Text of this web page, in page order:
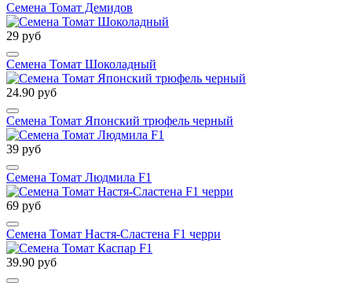
Семена Томат Демидов
29 руб
Семена Томат Шоколадный
24.90 руб
Семена Томат Японский трюфель черный
39 руб
Семена Томат Людмила F1
69 руб
Семена Томат Настя-Сластена F1 черри
39.90 руб